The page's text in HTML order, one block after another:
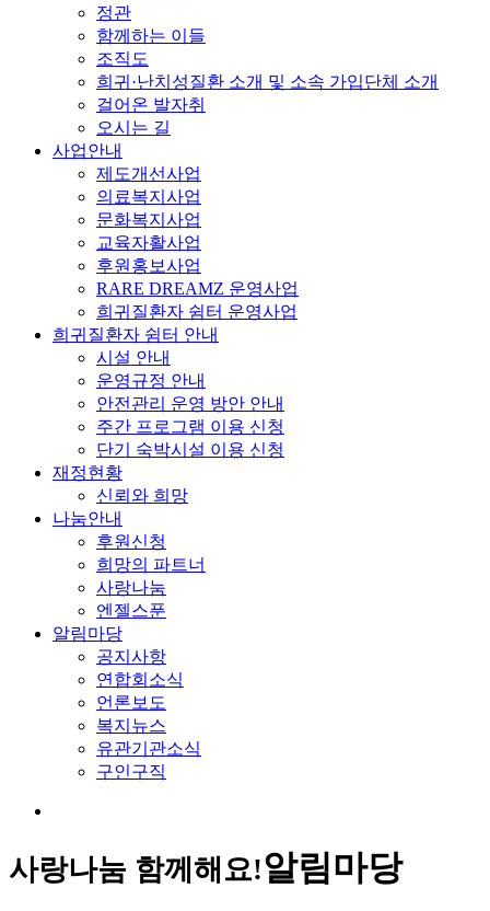
정관
함께하는 이들
조직도
희귀·난치성질환 소개 및 소속 가입단체 소개
걸어온 발자취
오시는 길
사업안내
제도개선사업
의료복지사업
문화복지사업
교육자활사업
후원홍보사업
RARE DREAMZ 운영사업
희귀질환자 쉼터 운영사업
희귀질환자 쉼터 안내
시설 안내
운영규정 안내
안전관리 운영 방안 안내
주간 프로그램 이용 신청
단기 숙박시설 이용 신청
재정현황
신뢰와 희망
나눔안내
후원신청
희망의 파트너
사랑나눔
엔젤스푼
알림마당
공지사항
연합회소식
언론보도
복지뉴스
유관기관소식
구인구직
사랑나눔 함께해요!알림마당